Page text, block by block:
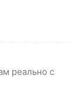
реально с